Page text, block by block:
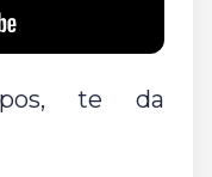
te da